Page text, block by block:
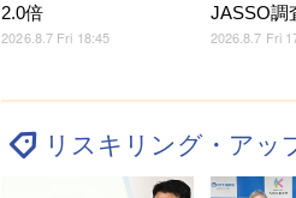
2.0倍
2026.8.7 Fri 18:45
JASSO調
2026.8.7 Fri
リスキリング・アッ